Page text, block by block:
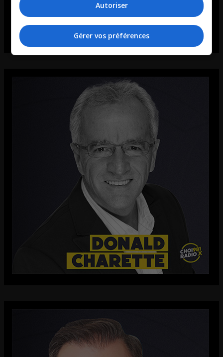
Autoriser
Gérer vos préférences